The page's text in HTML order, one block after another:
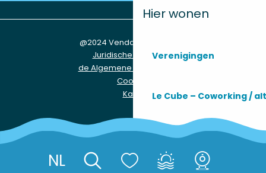
NL
Hier wonen
Verenigingen
Le Cube – Coworking /
Praktische informatie
Réserver
@2024 Vendays-Montalivet
Juridische informatie
de Algemene Voorwaarden
Cookies
Kaart